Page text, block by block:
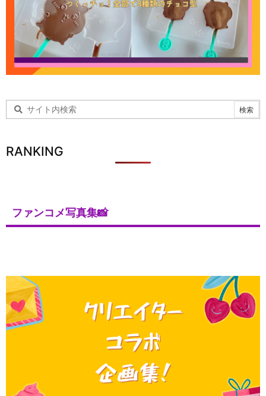
RANKING
ファンコメ写真集📸